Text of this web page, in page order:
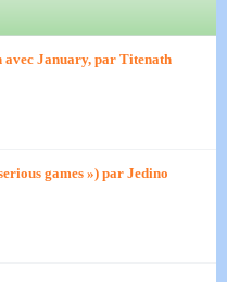
January, par Titenath
games ») par Jedino